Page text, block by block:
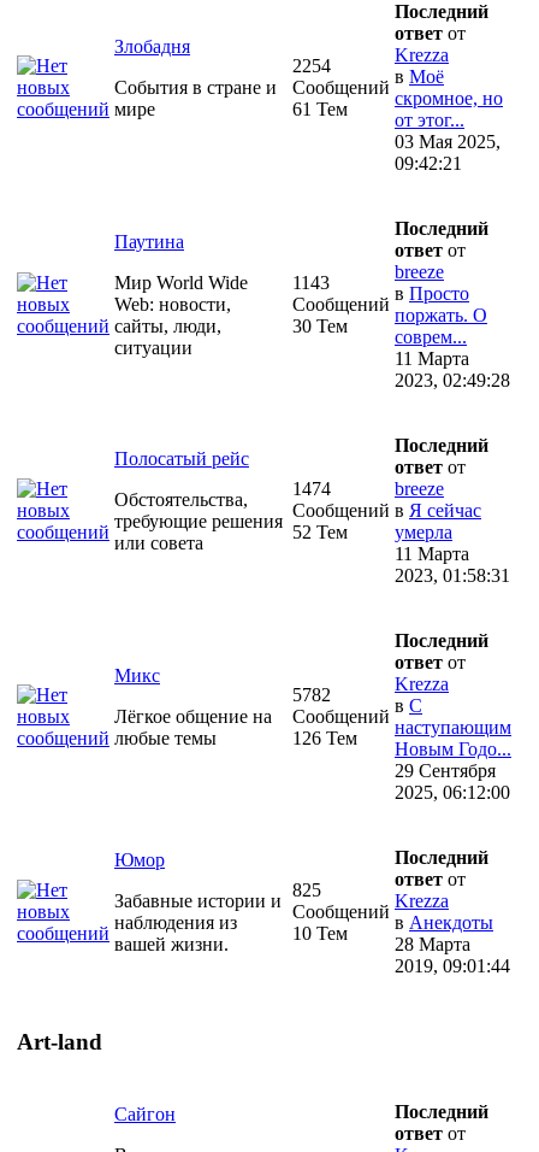
Злобадня
События в стране и
мире
2254
Сообщений
61 Тем
Последний
ответ от
Krezza
в Моё
скромное, но
от этог...
03 Мая 2025,
09:42:21
Паутина
Мир World Wide
Web: новости,
сайты, люди,
ситуации
1143
Сообщений
30 Тем
Последний
ответ от
breeze
в Просто
поржать. О
соврем...
11 Марта
2023, 02:49:28
Полосатый рейс
Обстоятельства,
требующие решения
или совета
1474
Сообщений
52 Тем
Последний
ответ от
breeze
в Я сейчас
умерла
11 Марта
2023, 01:58:31
Микс
Лёгкое общение на
любые темы
5782
Сообщений
126 Тем
Последний
ответ от
Krezza
в С
наступающим
Новым Годо...
29 Сентября
2025, 06:12:00
Юмор
Забавные истории и
наблюдения из
вашей жизни.
825
Сообщений
10 Тем
Последний
ответ от
Krezza
в Анекдоты
28 Марта
2019, 09:01:44
Art-land
Сайгон
Последний
ответ от